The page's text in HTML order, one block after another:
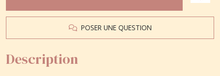
POSER UNE QUESTION
Description